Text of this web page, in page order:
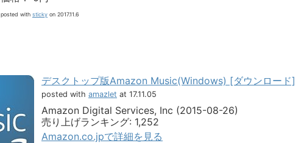
posted with sticky on 2017.11.6
デスクトップ版Amazon Music(Windows) [ダウンロード]
posted with amazlet at 17.11.05
Amazon Digital Services, Inc (2015-08-26)
売り上げランキング: 1,252
Amazon.co.jpで詳細を見る